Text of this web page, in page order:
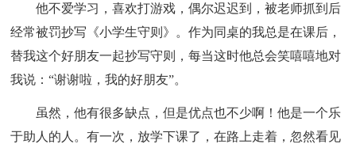
他不爱学习，喜欢打游戏，偶尔迟迟到，被老师抓到后
经常被罚抄写《小学生守则》。作为同桌的我总是在课后，
替我这个好朋友一起抄写守则，每当这时他总会笑嘻嘻地对
我说：“谢谢啦，我的好朋友”。
虽然，他有很多缺点，但是优点也不少啊！他是一个乐
于助人的人。有一次，放学下课了，在路上走着，忽然看见